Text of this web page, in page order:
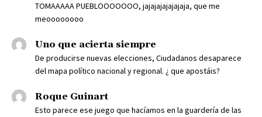
TOMAAAAA PUEBLOOOOOOO, jajajajajajajaja, que me
meoooooooo
Uno que acierta siempre
De producirse nuevas elecciones, Ciudadanos desaparece
del mapa político nacional y regional. ¿ que apostáis?
Roque Guinart
Esto parece ese juego que hacíamos en la guardería de las